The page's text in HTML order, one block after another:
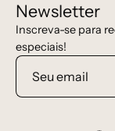
Newsletter
Inscreva-se para
especiais!